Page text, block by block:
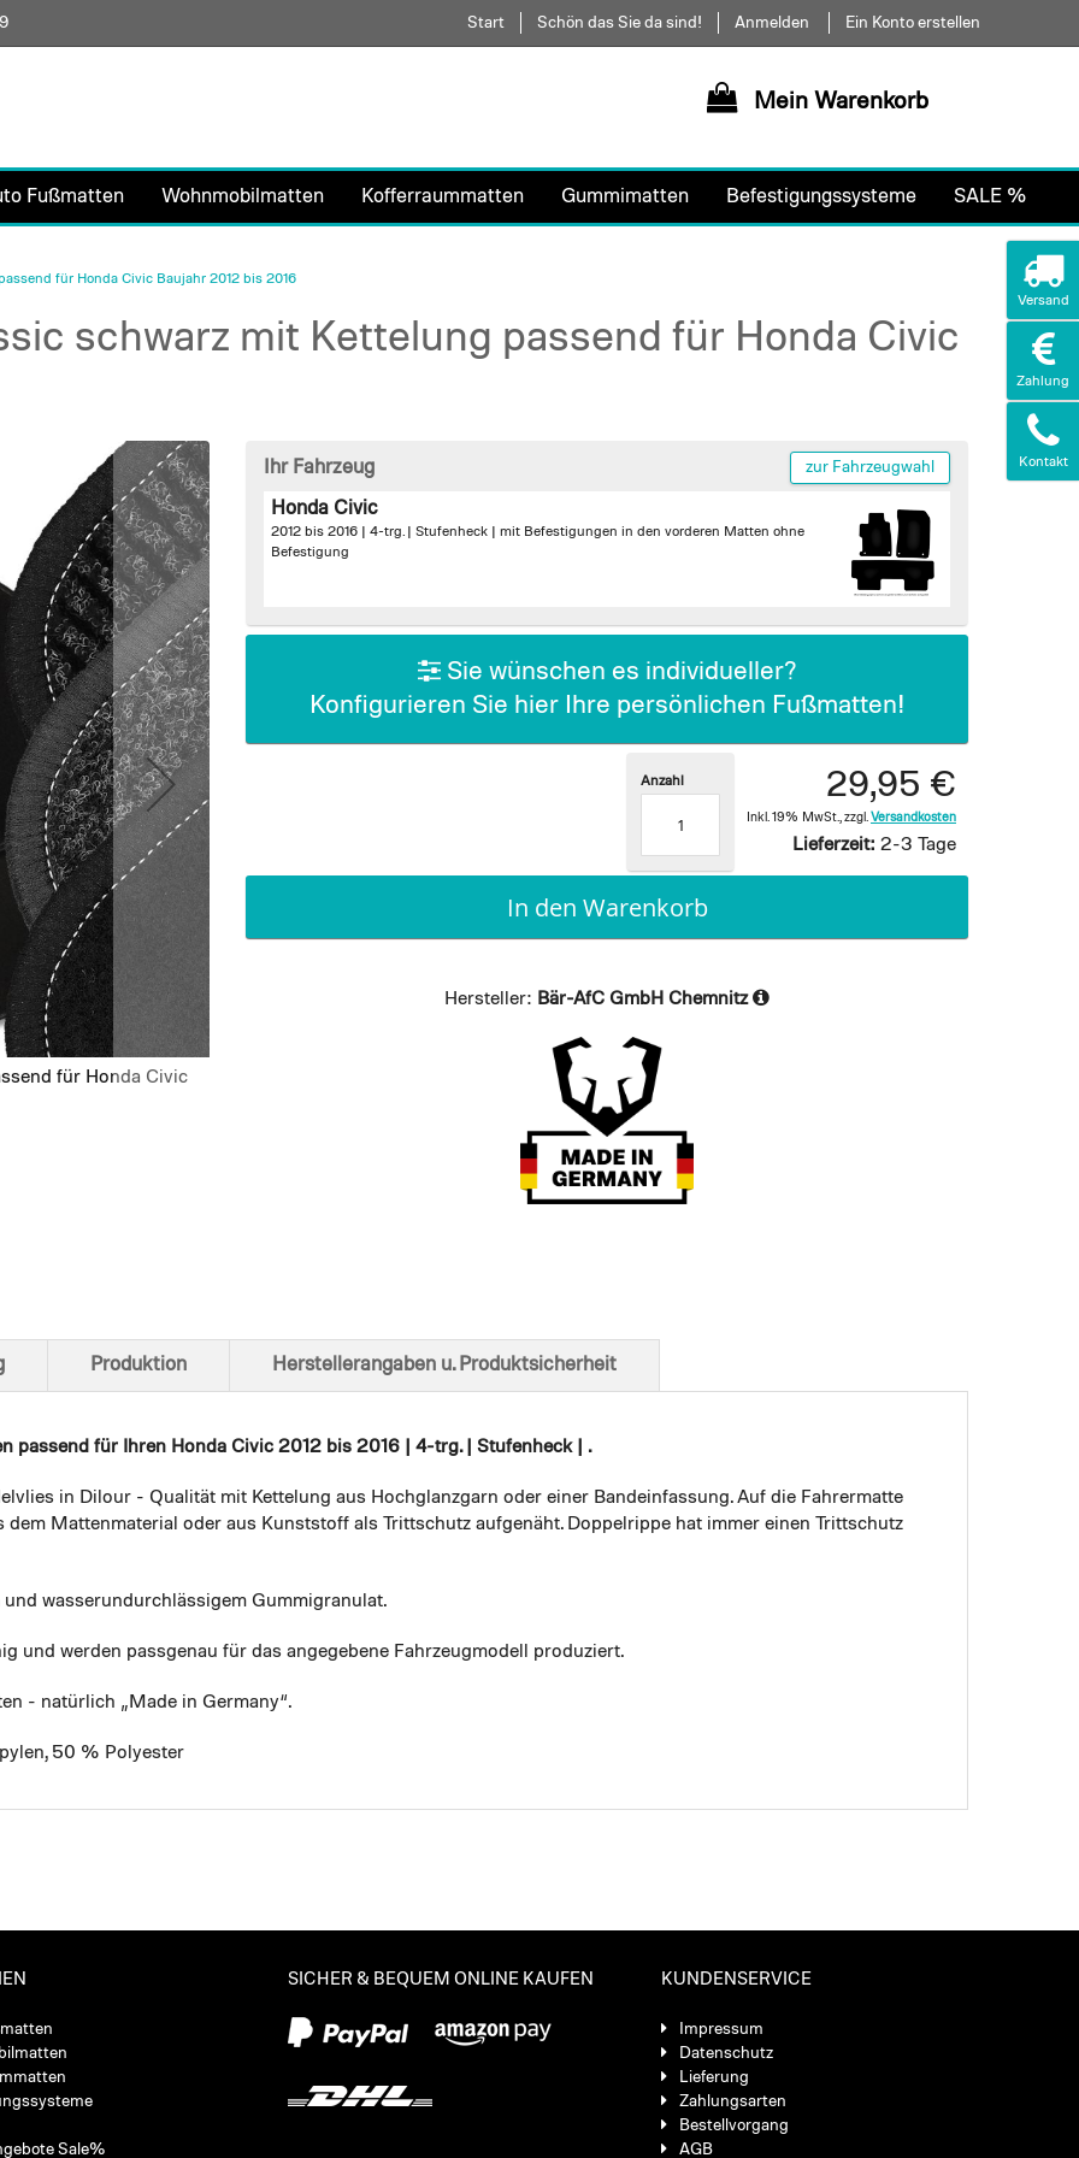
Direkt
zum
Start Schön das Sie da sind! Anmelden Ein Konto erstellen
Mein Warenkorb
Fußmatten Wohnmobilmatten Kofferraummatten Gummimatten Befestigungssysteme SALE %
für Honda Civic Baujahr 2012 bis 2016
schwarz mit Kettelung passend für Honda Civic
für Honda Civic
Ansicht von unten
Ihr Fahrzeug zur Fahrzeugwahl
Honda Civic
2012 bis 2016 | 4-trg. | Stufenheck | mit Befestigungen in den vorderen Matten ohne
Befestigung
Sie wünschen es individueller?
Konfigurieren Sie hier Ihre persönlichen Fußmatten!
29,95 €
Inkl. 19% MwSt. zzgl. Versandkosten
Lieferzeit: 2-3 Tage
Anzahl
In den Warenkorb
Hersteller: Bär-AfC GmbH Chemnitz
passend für Ihren Honda Civic 2012 bis 2016 | 4-trg. | Stufenheck | .
in Dilour - Qualität mit Kettelung aus Hochglanzgarn oder einer Bandeinfassung. Auf die Fahrermatte
Mattenmaterial oder aus Kunststoff als Trittschutz aufgenäht. Doppelrippe hat immer einen Trittschutz
wasserundurchlässigem Gummigranulat.
und werden passgenau für das angegebene Fahrzeugmodell produziert.
- natürlich „Made in Germany“.
50 % Polyester
Produktion Herstellerangaben u. Produktsicherheit
Sale%
SICHER & BEQUEM ONLINE KAUFEN KUNDENSERVICE
Impressum
Datenschutz
Lieferung
Zahlungsarten
Bestellvorgang
AGB
Versand
Zahlung
Kontakt